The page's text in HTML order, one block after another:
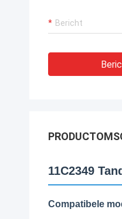
11C2349
Compatibele